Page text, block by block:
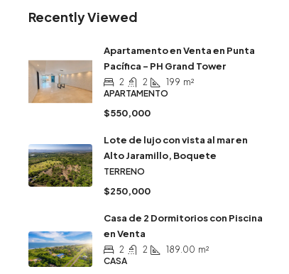
Recently Viewed
Apartamento en Venta en Punta
Pacífica – PH Grand Tower
2 2 199 m²
APARTAMENTO
$550,000
Lote de lujo con vista al mar en
Alto Jaramillo, Boquete
TERRENO
$250,000
Casa de 2 Dormitorios con Piscina
en Venta
2 2 189.00 m²
CASA